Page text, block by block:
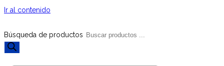
Ir al contenido
Búsqueda de productos